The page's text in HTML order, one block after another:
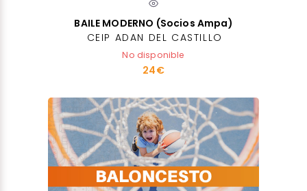
BAILE MODERNO (Socios Ampa)
CEIP ADAN DEL CASTILLO
No disponible
24€